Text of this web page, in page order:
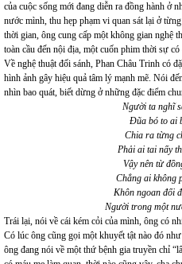
của cuộc sống mới đang diễn ra đồng hành ở
nước mình, thu hẹp phạm vi quan sát lại ở
thời gian, ông cung cấp một không gian nghệ
toàn cầu đến nội địa, một cuốn phim thời sự có
Về nghệ thuật đối sánh, Phan Châu Trinh có
hình ảnh gây hiệu quả tâm lý mạnh mẽ. Nói
nhìn bao quát, biết dừng ở những đặc điểm
Người ta nghĩ
Đũa bó to ai
Chia ra từng
Phải ai tai nấy
Vậy nên từ
Chẳng ai không
Khôn ngoan đối
Người trong một
Trái lại, nói về cái kém cỏi của mình, ông có
Có lúc ông cũng gọi một khuyết tật nào đó
ông đang nói về một thứ bệnh gia truyền chỉ